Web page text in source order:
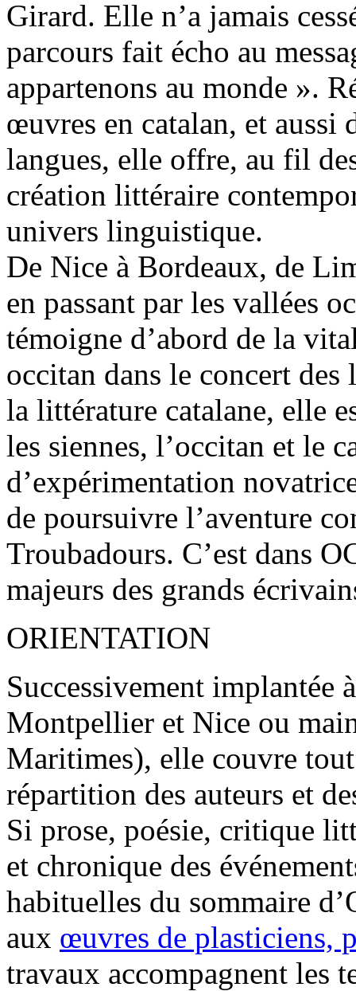
Girard. Elle n’a jamais
parcours fait écho au
appartenons au monde ».
œuvres en catalan, et aussi
langues, elle offre, au fil
création littéraire
univers linguistique.
De Nice à Bordeaux, de
en passant par les vallées
témoigne d’abord de la
occitan dans le concert
la littérature catalane, elle
les siennes, l’occitan et le
d’expérimentation
de poursuivre l’aventure
Troubadours. C’est dans
majeurs des grands
ORIENTATION
Successivement implantée
Montpellier et Nice ou
Maritimes), elle couvre
répartition des auteurs et
Si prose, poésie, critique
et chronique des
habituelles du sommaire
aux œuvres de plasticiens,
travaux accompagnent les